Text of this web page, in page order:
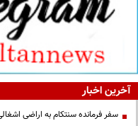
آخرین اخبار
سفر فرمانده سنتکام به اراضی